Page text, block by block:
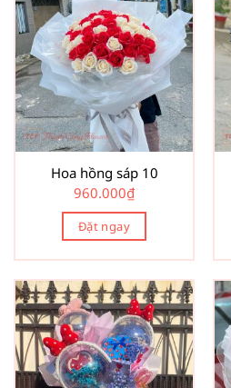
Hoa hồng sáp 10
960.000₫
Đặt ngay